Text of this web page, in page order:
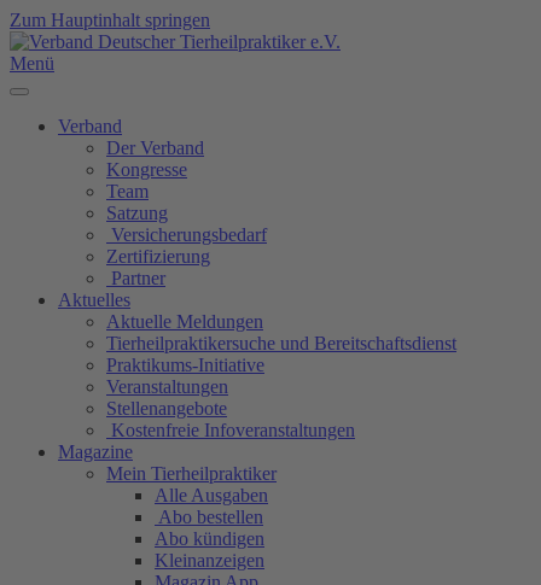
Zum Hauptinhalt springen
Menü
Verband
Der Verband
Kongresse
Team
Satzung
Versicherungsbedarf
Zertifizierung
Partner
Aktuelles
Aktuelle Meldungen
Tierheilpraktikersuche und Bereitschaftsdienst
Praktikums-Initiative
Veranstaltungen
Stellenangebote
Kostenfreie Infoveranstaltungen
Magazine
Mein Tierheilpraktiker
Alle Ausgaben
Abo bestellen
Abo kündigen
Kleinanzeigen